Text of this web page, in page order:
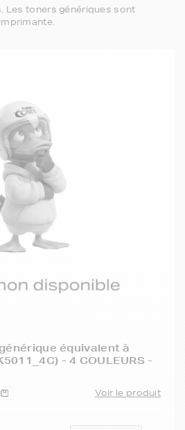
Les toners génériques sont
équivalent à
- 4 COULEURS -
Voir le produit